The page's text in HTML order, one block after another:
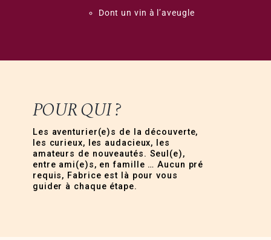
Dont un vin à l’aveugle
POUR QUI ?
Les aventurier(e)s de la découverte,
les curieux, les audacieux, les
amateurs de nouveautés. Seul(e),
entre ami(e)s, en famille … Aucun pré
requis, Fabrice est là pour vous
guider à chaque étape.